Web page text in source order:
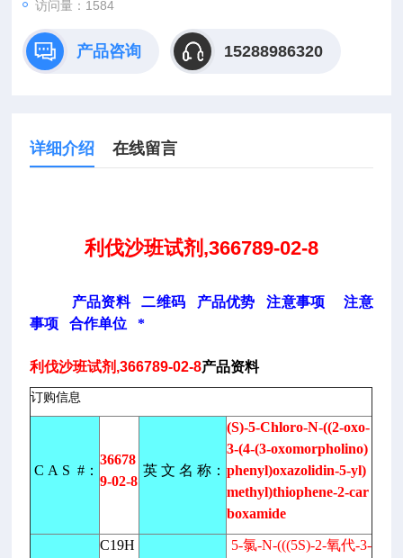
访问量：1584
产品咨询 15288986320
详细介绍 在线留言
利伐沙班试剂,366789-02-8
产品资料 二维码 产品优势 注意事项
注意
事项
合作单位 *
利伐沙班试剂,366789-02-8产品资料
订购信息
C A S #：
36678
9-02-8
英 文 名 称：
(S)-5-Chloro-N-((2-oxo-
3-(4-(3-oxomorpholino)
phenyl)oxazolidin-5-yl)
methyl)thiophene-2-car
boxamide
C19H
5-氯-N-(((5S)-2-氧代-3-